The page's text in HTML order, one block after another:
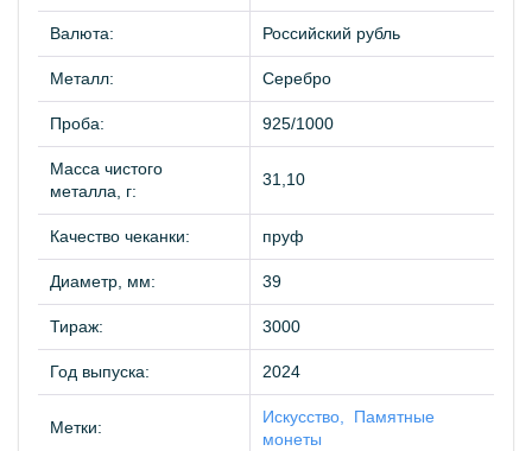
Валюта: Российский рубль
Металл: Серебро
Проба: 925/1000
Масса чистого
металла, г:
31,10
Качество чеканки: пруф
Диаметр, мм: 39
Тираж: 3000
Год выпуска: 2024
Метки:
Искусство
Памятные
монеты